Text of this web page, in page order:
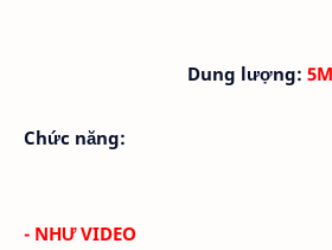
Dung lượng:
Chức năng:
- NHƯ VIDEO